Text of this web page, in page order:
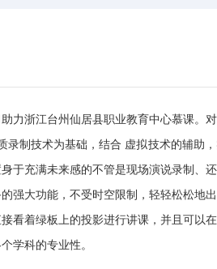
力浙江台州仙居县职业教育中心慕课。
录制技术为基础，结合 虚拟技术的辅助
于充满未来感的不管是现场演说录制、
强大功能，不受时空限制，轻轻松松地
看着绿板上的投影进行讲课，并且可以
学科的专业性。